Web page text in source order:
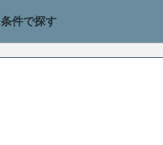
条件で探す